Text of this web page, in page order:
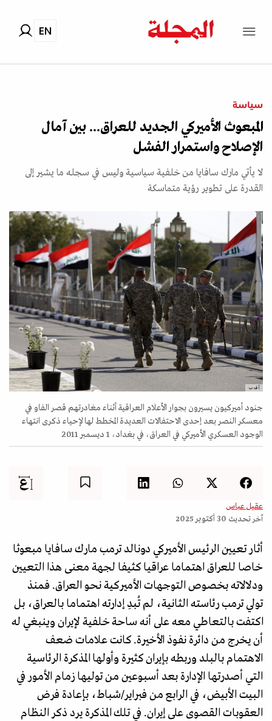
EN
سياسة
المبعوث الأميركي الجديد للعراق... بين آمال
الإصلاح واستمرار الفشل
لا يأتي مارك سافايا من خلفية سياسية وليس في سجله ما يشير إلى
القدرة على تطوير رؤية متماسكة
أ ف ب
جنود أميركيون يسيرون بجوار الأعلام العراقية أثناء مغادرتهم قصر الفاو في
معسكر النصر بعد إحدى الاحتفالات العديدة المخطط لها لإحياء ذكرى انتهاء
الوجود العسكري الأميركي في العراق، في بغداد، 1 ديسمبر 2011
عقيل عباس
آخر تحديث 30 أكتوبر 2025
أثار تعيين الرئيس الأميركي دونالد ترمب مارك سافايا مبعوثا
خاصا للعراق اهتماما عراقيا كثيفا لجهة معنى هذا التعيين
ودلالاته بخصوص التوجهات الأميركية نحو العراق. فمنذ
تولي ترمب رئاسته الثانية، لم تُبدِ إدارته اهتماما بالعراق، بل
اكتفت بالتعاطي معه على أنه ساحة خلفية لإيران وينبغي له
أن يخرج من دائرة نفوذ الأخيرة. كانت علامات ضعف
الاهتمام بالبلد وربطه بإيران كثيرة وأولها المذكرة الرئاسية
التي أصدرتها الإدارة بعد أسبوعين من توليها زمام الأمور في
البيت الأبيض، في الرابع من فبراير/شباط، بإعادة فرض
العقوبات القصوى على إيران. في تلك المذكرة يرد ذكر النظام